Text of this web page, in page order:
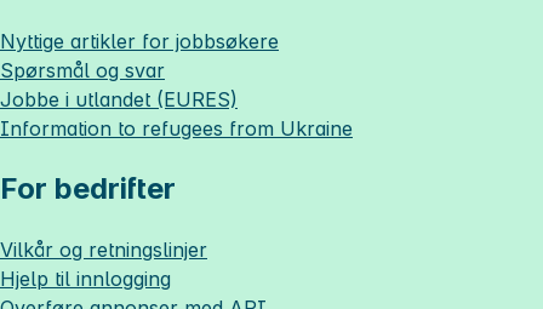
Nyttige artikler for jobbsøkere
Spørsmål og svar
Jobbe i utlandet (EURES)
Information to refugees from Ukraine
For bedrifter
Vilkår og retningslinjer
Hjelp til innlogging